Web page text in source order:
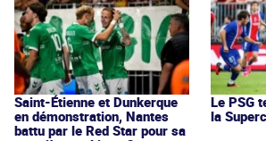
Saint-Étienne et Dunkerque
en démonstration, Nantes
battu par le Red Star pour sa
Le PSG
la